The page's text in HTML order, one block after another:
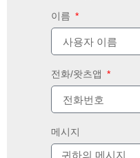
이름
전화/왓츠앱
메시지